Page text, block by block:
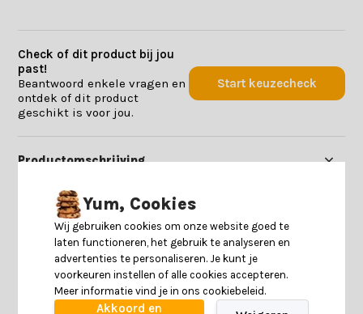
Check of dit product bij jou
past!
Beantwoord enkele vragen en
ontdek of dit product
geschikt is voor jou.
Start keuzecheck
Productomschrijving
Specificaties
Reviews
Yum, Cookies
Wij gebruiken cookies om onze website goed te
laten functioneren, het gebruik te analyseren en
advertenties te personaliseren. Je kunt je
voorkeuren instellen of alle cookies accepteren.
Meer informatie vind je in ons cookiebeleid.
Akkoord en